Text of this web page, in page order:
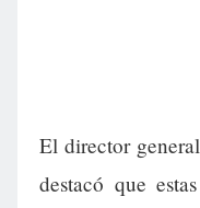
El director
destacó que